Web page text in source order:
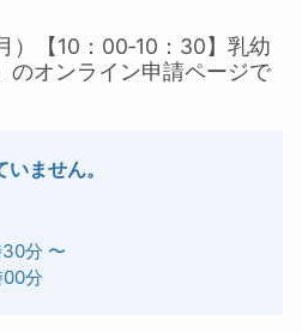
）【10：00‐10：30】乳幼
のオンライン申請ページで
ません。
分 〜
分